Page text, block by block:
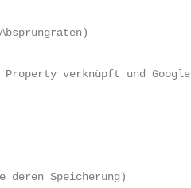
Property verknüpft und
Speicherung)